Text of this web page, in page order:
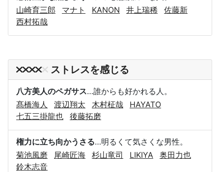
山崎育三郎
マナト KANON 井上瑞稀
佐藤新
西村拓哉
ストレスを感じる
八方美人のペガサス…誰からも好かれる人。
髙橋海人
渡辺翔太 木村柾哉
HAYATO
七五三掛龍也
後藤拓磨
権力に立ち向かうさる…明るくて気さくな男性。
菊池風磨
尾崎匠海 杉山竜司 LIKIYA
奥田力也
鈴木志音